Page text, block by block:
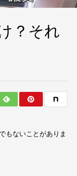
？それ
もないことがありま